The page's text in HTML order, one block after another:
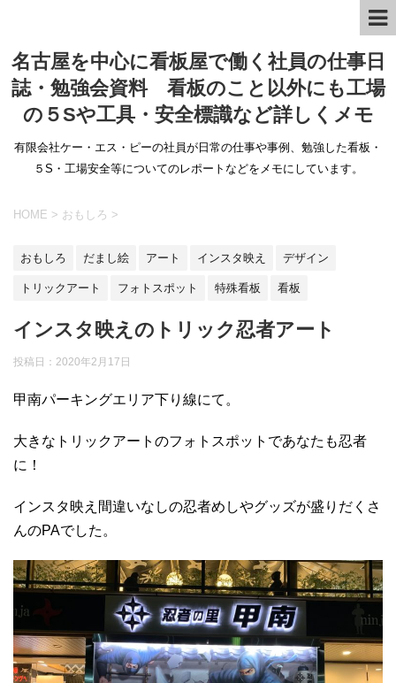
名古屋を中心に看板屋で働く社員の仕事日
誌・勉強会資料 看板のこと以外にも工場
の５Sや工具・安全標識など詳しくメモ
有限会社ケー・エス・ピーの社員が日常の仕事や事例、勉強した看板・
５S・工場安全等についてのレポートなどをメモにしています。
HOME > おもしろ >
おもしろ だまし絵 アート インスタ映え デザイン
トリックアート フォトスポット 特殊看板 看板
インスタ映えのトリック忍者アート
投稿日： 2020年2月17日
甲南パーキングエリア下り線にて。
大きなトリックアートのフォトスポットであなたも忍者
に！
インスタ映え間違いなしの忍者めしやグッズが盛りだくさ
んのPAでした。